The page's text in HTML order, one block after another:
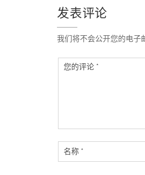
航
发表评论
我们将不会公开您的电子